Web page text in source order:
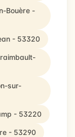
Bouère -
- 53320
sur-
- 53220
- 53290